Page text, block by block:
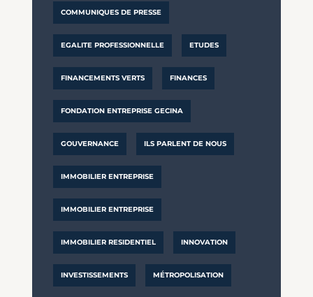
COMMUNIQUES DE PRESSE
EGALITE PROFESSIONNELLE ETUDES
FINANCEMENTS VERTS FINANCES
FONDATION ENTREPRISE GECINA
GOUVERNANCE ILS PARLENT DE NOUS
IMMOBILIER ENTREPRISE
IMMOBILIER ENTREPRISE
IMMOBILIER RESIDENTIEL INNOVATION
INVESTISSEMENTS MÉTROPOLISATION